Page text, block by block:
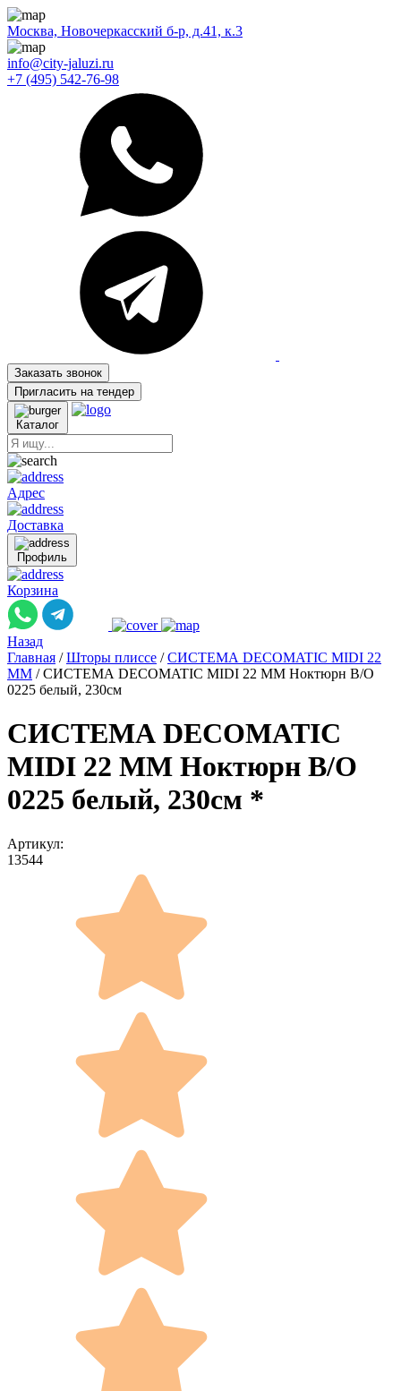
Москва, Новочеркасский б-р, д.41, к.3
info@city-jaluzi.ru
+7 (495) 542-76-98
Заказать звонок
Пригласить на тендер
Каталог
Адрес
Доставка
Профиль
Корзина
Назад
Главная / Шторы плиссе / СИСТЕМА DECOMATIC MIDI 22
ММ / СИСТЕМА DECOMATIC MIDI 22 ММ Ноктюрн B/O
0225 белый, 230см
СИСТЕМА DECOMATIC
MIDI 22 ММ Ноктюрн B/O
0225 белый, 230см *
Артикул:
13544